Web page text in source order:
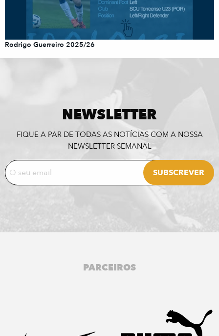
Rodrigo Guerreiro 2025/26
NEWSLETTER
FIQUE A PAR DE TODAS AS NOTÍCIAS COM A NOSSA
NEWSLETTER SEMANAL
PARCEIROS